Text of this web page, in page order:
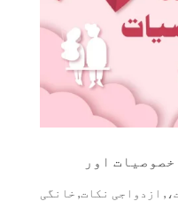
اور
, ازدواجی نکات, خانگی